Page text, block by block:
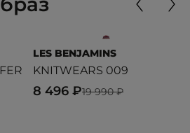
LES BENJAMINS
KNITWEARS 009
19 990 ₽
8 496 ₽